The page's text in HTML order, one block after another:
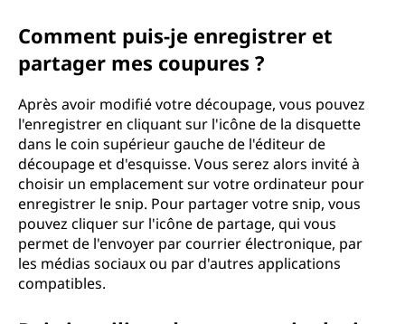
Comment puis-je enregistrer et
partager mes coupures ?
Après avoir modifié votre découpage, vous pouvez
l'enregistrer en cliquant sur l'icône de la disquette
dans le coin supérieur gauche de l'éditeur de
découpage et d'esquisse. Vous serez alors invité à
choisir un emplacement sur votre ordinateur pour
enregistrer le snip. Pour partager votre snip, vous
pouvez cliquer sur l'icône de partage, qui vous
permet de l'envoyer par courrier électronique, par
les médias sociaux ou par d'autres applications
compatibles.